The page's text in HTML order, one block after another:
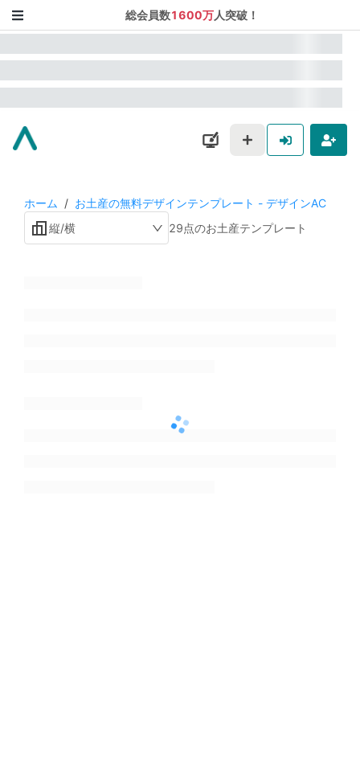
総会員数1600万人突破！
ホーム / お土産の無料デザインテンプレート - デザインAC
縦/横
29点のお土産テンプレート